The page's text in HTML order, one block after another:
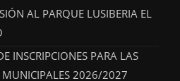
AL PARQUE LUSIBERIA EL
INSCRIPCIONES PARA LAS
MUNICIPALES 2026/2027